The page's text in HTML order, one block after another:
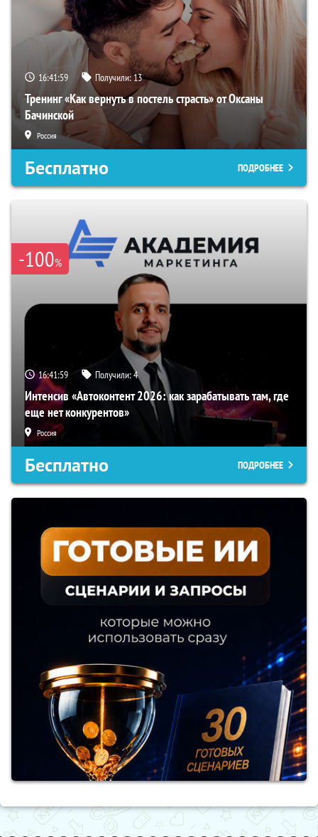
16:41:58 Получили:13
Тренинг «Как вернуть в постель страсть» от Оксаны
Бачинской
Россия
Бесплатно ПОДРОБНЕЕ
-100%
16:41:58 Получили:4
Интенсив «Автоконтент 2026: как зарабатывать там, где
еще нет конкурентов»
Россия
Бесплатно ПОДРОБНЕЕ